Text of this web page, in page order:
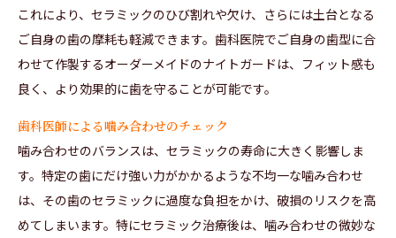
これにより、セラミックのひび割れや欠け、さらには土台となる
ご自身の歯の摩耗も軽減できます。歯科医院でご自身の歯型に合
わせて作製するオーダーメイドのナイトガードは、フィット感も
良く、より効果的に歯を守ることが可能です。
歯科医師による噛み合わせのチェック
噛み合わせのバランスは、セラミックの寿命に大きく影響しま
す。特定の歯にだけ強い力がかかるような不均一な噛み合わせ
は、その歯のセラミックに過度な負担をかけ、破損のリスクを高
めてしまいます。特にセラミック治療後は、噛み合わせの微妙な